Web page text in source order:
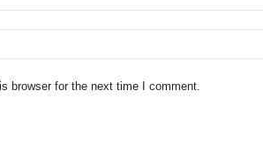
browser for the next time I comment.